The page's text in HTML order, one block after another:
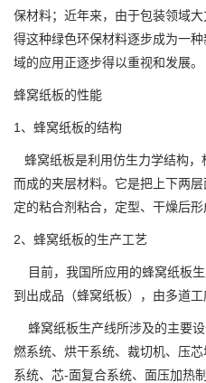
保材料；近年来，由于包装领域
得这种绿色环保材料逐步成为一
域的应用正逐步得以重视和发展。
蜂窝纸板的性能
1、蜂窝纸板的结构
蜂窝纸板是利用仿生力学结构，
而成的夹层材料。它是把上下两
定的粘合剂粘合，定型、干燥后形
2、蜂窝纸板的生产工艺
目前，我国所应用的蜂窝纸板生
到出成品（蜂窝纸板），由多道工
蜂窝纸板生产线所涉及的主要
燃系统、烘干系统、裁切机、压
系统、芯-面复合系统、面压加热